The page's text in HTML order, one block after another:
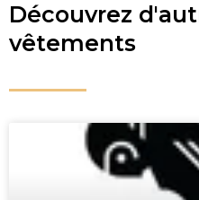
Découvrez
vêtements